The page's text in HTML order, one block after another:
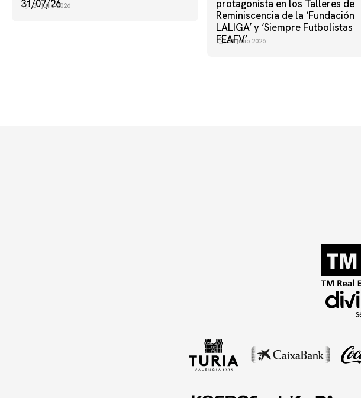
31/07/26
31 julio 2026
protagonista en los Talleres de
Reminiscencia de la ‘Fundación
LALIGA’ y ‘Siempre Futbolistas
FEAFV’
31 julio 2026